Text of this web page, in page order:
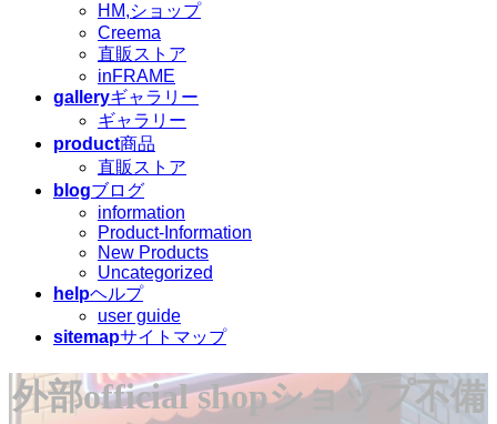
HM,ショップ
Creema
直販ストア
inFRAME
galleryギャラリー
ギャラリー
product商品
直販ストア
blogブログ
information
Product-Information
New Products
Uncategorized
helpヘルプ
user guide
sitemapサイトマップ
外部official shopショップ不備